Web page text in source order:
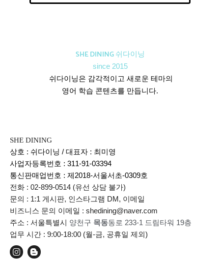
SHE DINING 쉬다이닝
since 2015
쉬다이닝은 감각적이고 새로운 테마의
영어 학습 콘텐츠를 만듭니다.
SHE DINING
상호 : 쉬다이닝 / 대표자 : 최미영
사업자등록번호 : 311-91-03394
통신판매업번호 : 제2018-서울서초-0309호
전화 : 02-899-0514 (유선 상담 불가)
문의 : 1:1 게시판, 인스타그램 DM, 이메일
비즈니스 문의 이메일 : shedining@naver.com
주소 : 서울특별시 양천구 목동동로 233-1 드림타워 19층
업무 시간 : 9:00-18:00 (월-금, 공휴일 제외)